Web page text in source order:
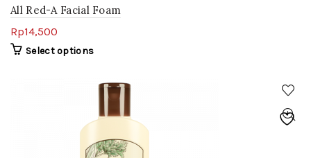
All Red-A Facial Foam
Rp14,500
Select options